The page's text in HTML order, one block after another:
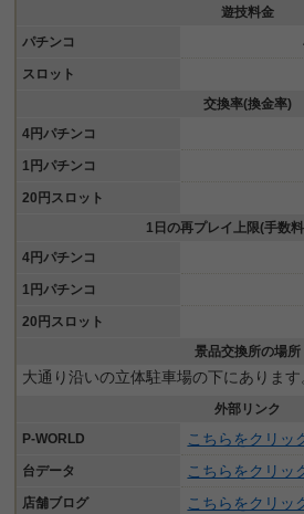
遊技料金
パチンコ
スロット
交換率(換金率)
4円パチンコ
1円パチンコ
20円スロット
1日の再プレイ上限(手数
4円パチンコ
1円パチンコ
20円スロット
景品交換所の場所
大通り沿いの立体駐車場の下にあります
外部リンク
P-WORLD
こちらをクリッ
台データ こちらをクリッ
店舗ブログ こちらをクリッ